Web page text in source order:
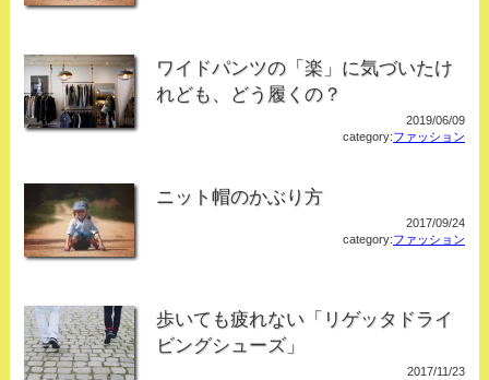
ワイドパンツの「楽」に気づいたけ
れども、どう履くの？
2019/06/09
category:ファッション
ニット帽のかぶり方
2017/09/24
category:ファッション
歩いても疲れない「リゲッタドライ
ビングシューズ」
2017/11/23